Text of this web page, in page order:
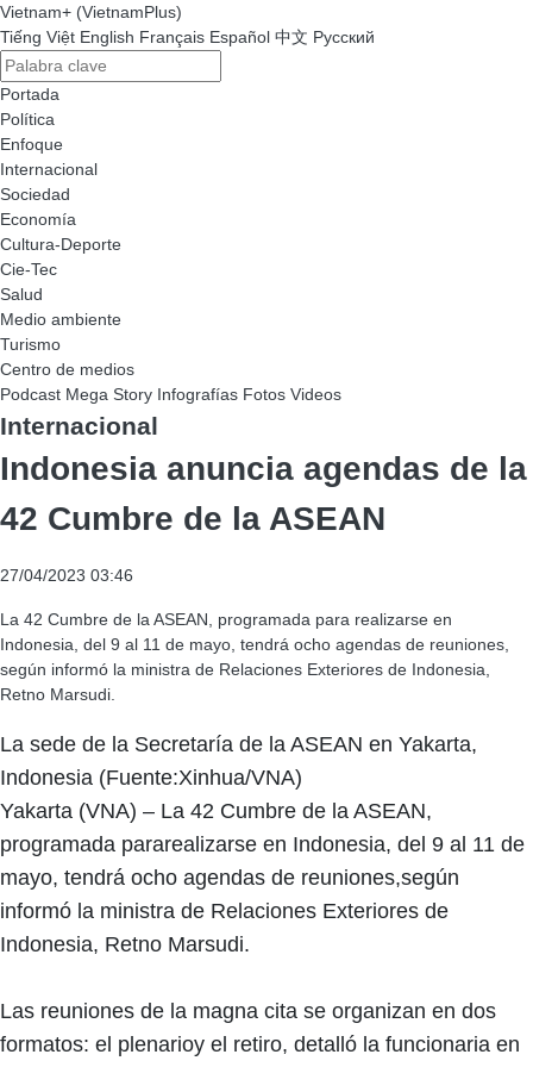
Vietnam+ (VietnamPlus)
Tiếng Việt English Français Español 中文 Русский
Portada
Política
Enfoque
Internacional
Sociedad
Economía
Cultura-Deporte
Cie-Tec
Salud
Medio ambiente
Turismo
Centro de medios
Podcast Mega Story Infografías Fotos Videos
Internacional
Indonesia anuncia agendas de la
42 Cumbre de la ASEAN
27/04/2023 03:46
La 42 Cumbre de la ASEAN, programada para realizarse en
Indonesia, del 9 al 11 de mayo, tendrá ocho agendas de reuniones,
según informó la ministra de Relaciones Exteriores de Indonesia,
Retno Marsudi.
La sede de la Secretaría de la ASEAN en Yakarta,
Indonesia (Fuente:Xinhua/VNA)
Yakarta (VNA) – La 42 Cumbre de la ASEAN,
programada pararealizarse en Indonesia, del 9 al 11 de
mayo, tendrá ocho agendas de reuniones,según
informó la ministra de Relaciones Exteriores de
Indonesia, Retno Marsudi.
Las reuniones de la magna cita se organizan en dos
formatos: el plenarioy el retiro, detalló la funcionaria en